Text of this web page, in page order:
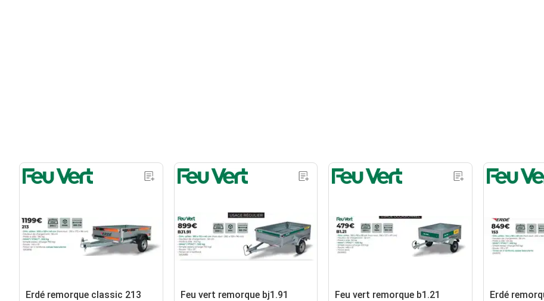
Erdé remorque classic 213 Feu vert remorque bj1.91 Feu vert remorque b1.21 Erdé